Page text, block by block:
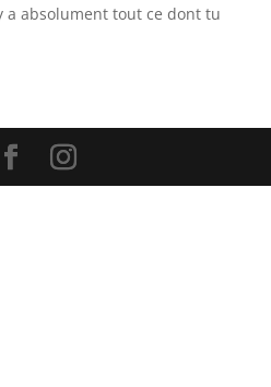
a absolument tout ce dont tu